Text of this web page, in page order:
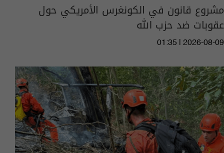
مشروع قانون في الكونغرس الأمريكي حول
عقوبات ضد حزب الله
01:35 | 2026-08-09